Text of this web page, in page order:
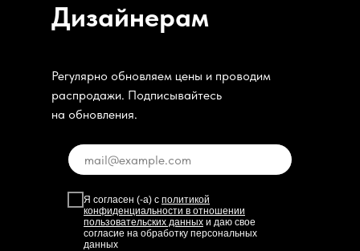
Дизайнерам
Регулярно обновляем цены и проводим
распродажи. Подписывайтесь
на обновления.
Я согласен (-а) с политикой
конфиденциальности в отношении
пользовательских данных и даю свое
согласие на обработку персональных
данных